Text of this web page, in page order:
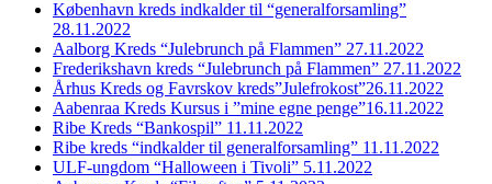
København kreds indkalder til “generalforsamling”
28.11.2022
Aalborg Kreds “Julebrunch på Flammen” 27.11.2022
Frederikshavn kreds “Julebrunch på Flammen” 27.11.2022
Århus Kreds og Favrskov kreds”Julefrokost”26.11.2022
Aabenraa Kreds Kursus i ”mine egne penge”16.11.2022
Ribe Kreds “Bankospil” 11.11.2022
Ribe kreds “indkalder til generalforsamling” 11.11.2022
ULF-ungdom “Halloween i Tivoli” 5.11.2022